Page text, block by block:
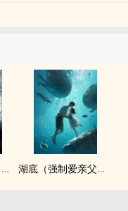
《落入彩虹国度》穿越+西幻+言情 湖底（强制爱亲父女）